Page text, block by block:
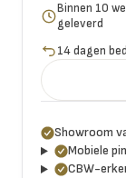
Binnen 10
geleverd
14 dagen
Showroom
Mobiele
CBW-